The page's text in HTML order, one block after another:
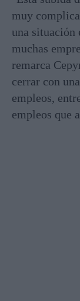
muy
una situación
muchas
remarca
cerrar con
empleos,
empleos que